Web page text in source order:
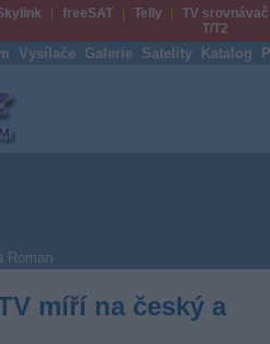
freeSAT Telly
TV srovnávač
T/T2
Vysílače Galerie Satelity Katalog
Roman
míří na český a